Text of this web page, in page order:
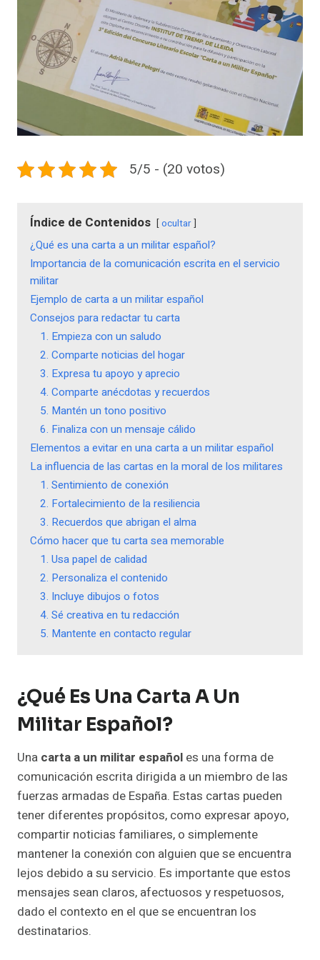
5/5 - (20 votos)
Índice de Contenidos ocultar
¿Qué es una carta a un militar español?
Importancia de la comunicación escrita en el servicio
militar
Ejemplo de carta a un militar español
Consejos para redactar tu carta
1. Empieza con un saludo
2. Comparte noticias del hogar
3. Expresa tu apoyo y aprecio
4. Comparte anécdotas y recuerdos
5. Mantén un tono positivo
6. Finaliza con un mensaje cálido
Elementos a evitar en una carta a un militar español
La influencia de las cartas en la moral de los militares
1. Sentimiento de conexión
2. Fortalecimiento de la resiliencia
3. Recuerdos que abrigan el alma
Cómo hacer que tu carta sea memorable
1. Usa papel de calidad
2. Personaliza el contenido
3. Incluye dibujos o fotos
4. Sé creativa en tu redacción
5. Mantente en contacto regular
¿Qué Es Una Carta A Un
Militar Español?
Una carta a un militar español es una forma de
comunicación escrita dirigida a un miembro de las
fuerzas armadas de España. Estas cartas pueden
tener diferentes propósitos, como expresar apoyo,
compartir noticias familiares, o simplemente
mantener la conexión con alguien que se encuentra
lejos debido a su servicio. Es importante que estos
mensajes sean claros, afectuosos y respetuosos,
dado el contexto en el que se encuentran los
destinatarios.